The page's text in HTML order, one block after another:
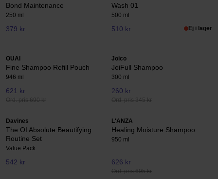
Bond Maintenance
250 ml
379 kr
Wash 01
500 ml
510 kr Ej i lager
OUAI
Fine Shampoo Refill Pouch
946 ml
621 kr
Ord. pris 690 kr
Joico
JoiFull Shampoo
300 ml
260 kr
Ord. pris 345 kr
Davines
The OI Absolute Beautifying
Routine Set
Value Pack
542 kr
L'ANZA
Healing Moisture Shampoo
950 ml
626 kr
Ord. pris 695 kr